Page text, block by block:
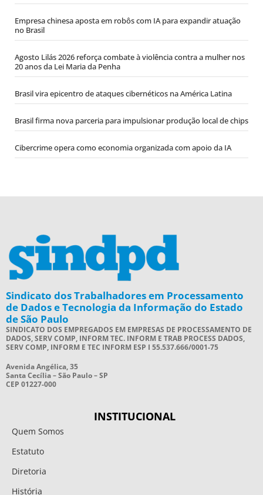
Empresa chinesa aposta em robôs com IA para expandir atuação
no Brasil
Agosto Lilás 2026 reforça combate à violência contra a mulher nos
20 anos da Lei Maria da Penha
Brasil vira epicentro de ataques cibernéticos na América Latina
Brasil firma nova parceria para impulsionar produção local de chips
Cibercrime opera como economia organizada com apoio da IA
Sindicato dos Trabalhadores em Processamento
de Dados e Tecnologia da Informação do Estado
de São Paulo
SINDICATO DOS EMPREGADOS EM EMPRESAS DE PROCESSAMENTO DE
DADOS, SERV COMP, INFORM TEC. INFORM E TRAB PROCESS DADOS,
SERV COMP, INFORM E TEC INFORM ESP I 55.537.666/0001-75
Avenida Angélica, 35
Santa Cecília – São Paulo – SP
CEP 01227-000
INSTITUCIONAL
Quem Somos
Estatuto
Diretoria
História